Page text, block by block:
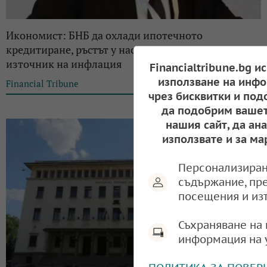
Икономист: БНБ да охлади ипотечното
кредитиране, ръстът у нас е рекорден и вероятен
източник на инфлация
Financial Tribune 16:24, 25.01.2024
Financialtribune.bg
използване на
чрез бисквитки и
да подобрим
нашия сайт, да
използвате и за
съдържание,
посещения и
Съхраняване
информация на